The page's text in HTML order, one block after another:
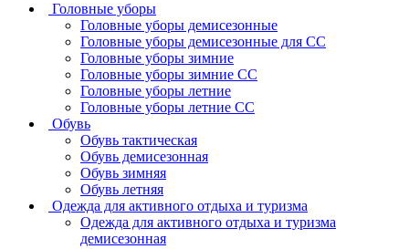
Головные уборы
Головные уборы демисезонные
Головные уборы демисезонные для СС
Головные уборы зимние
Головные уборы зимние СС
Головные уборы летние
Головные уборы летние СС
Обувь
Обувь тактическая
Обувь демисезонная
Обувь зимняя
Обувь летняя
Одежда для активного отдыха и туризма
Одежда для активного отдыха и туризма
демисезонная